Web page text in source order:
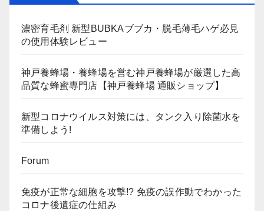
濃密育毛剤 新型BUBKAブブカ・脱毛薄毛ハゲ必見
の使用体験レビュー
神戸養蜂場・養蜂場を営む神戸養蜂場が厳選した高
品質な蜂蜜専門店【神戸養蜂場 通販ショップ】
新型コロナウイルス対策には、タンク入り除菌水を
準備しよう!
Forum
免疫が正常な細胞を攻撃!? 免疫の誤作動でわかった
コロナ後遺症の仕組み